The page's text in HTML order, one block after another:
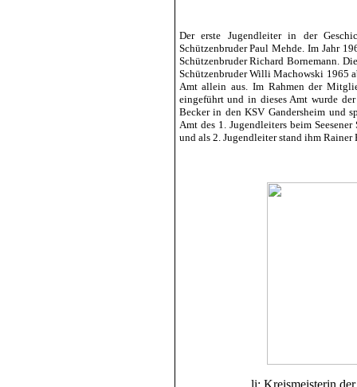
Der erste Jugendleiter in der
Schützenbruder Paul Mehde. Im Jahr
Schützenbruder Richard Bornemann.
Schützenbruder Willi Machowski 1965
Amt allein aus. Im Rahmen der
eingeführt und in dieses Amt wurde
Becker in den KSV Gandersheim und
Amt des 1. Jugendleiters beim
und als 2. Jugendleiter stand ihm
li: Kreismeisterin